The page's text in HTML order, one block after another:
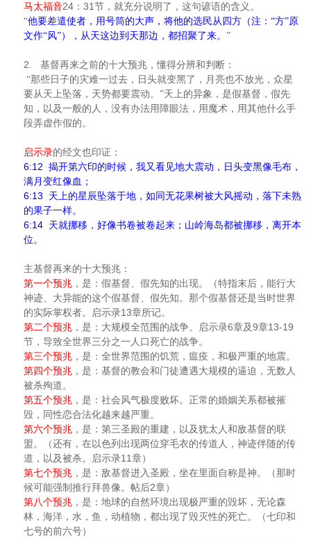
马太福音24 ： 31 节，就充分说明了，这句谚语的含义。
“他要差遣使者，用号筒的大声，将他的选民从四方（注：“方”原
文作“风”），从天这边到天那边，都招聚了来。 ”
2.
基督再来之前的十大预兆，懂得分辨和判断：
“那些日子的灾难一过去，日头就变黑了，月亮也不放光，众星
要从天上坠落，天势都要震动。”天上的异象，是假基督，假先
知，以及一般的人，没有办法用障眼法，用魔术，用其他什么手
段弄虚作假的。
启示录的经文也印证：
6:12 揭开第六印的时候，我又看见地大震动，日头变黑像毛布，
满月变红像血；
6:13 天上的星辰坠落于地，如同无花果树被大风摇动，落下未熟
的果子一样。
6:14 天就挪移，好像书卷被卷起来；山岭海岛都被挪移，离开本
位。
主基督再来的十大预兆：
第一个预兆 ，是：假基督、假先知的出现。（特指末后，能行大
神迹、大异能的这个假基督、假先知。那个假基督还是当时世界
的实际掌权者。启示录13章所记。
第二个预兆 ，是：大规模全范围的战争。启示录6章及9章13-19
节，导致全世界三分之一人口死亡的战争。
第三个预兆 ，是：全世界范围的饥荒，瘟疫，和极严重的地震。
第四个预兆 ，是：基督的教会和门徒遭遇大规模的逼迫，无数人
被杀殉道。
第五个预兆 ，是：社会风气极度败坏。正常的婚姻关系都被摧
毁，同性恋合法化越来越严重。
第六个预兆 ，是：第三圣殿的重建，以及犹太人和敌基督的联
盟。（还有，在以色列出现两位穿毛衣的传道人，神迹伴随的传
道，以及被杀。启示录11 章）
第七个预兆 ，是：敌基督进入圣殿，坐在里面自称是神。（那时
候可能强制推行拜兽像。帖后2章）
第八个预兆 ，是：地球的自然环境出现极严重的毁坏，无论森
林，海洋，水，鱼，动植物，都出现了毁灭性的死亡。（七印和
七号的前六号）